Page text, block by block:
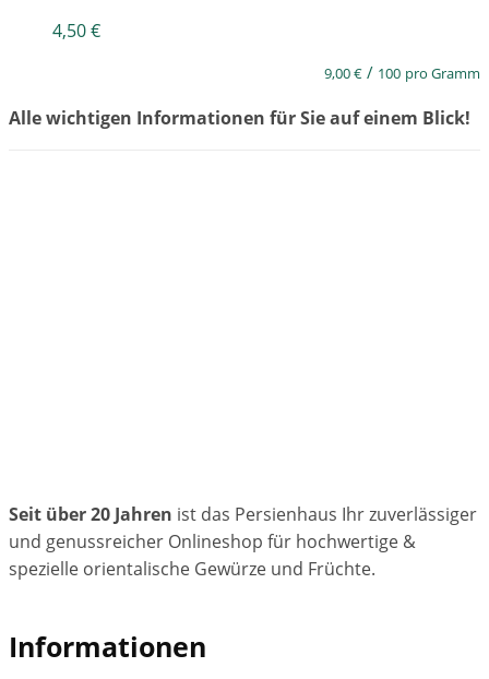
4,50€
9,00€ / 100 pro Gramm
Alle wichtigen Informationen für Sie auf einem Blick!
Seit über 20 Jahren ist das Persienhaus Ihr zuverlässiger
und genussreicher Onlineshop für hochwertige &
spezielle orientalische Gewürze und Früchte.
Informationen